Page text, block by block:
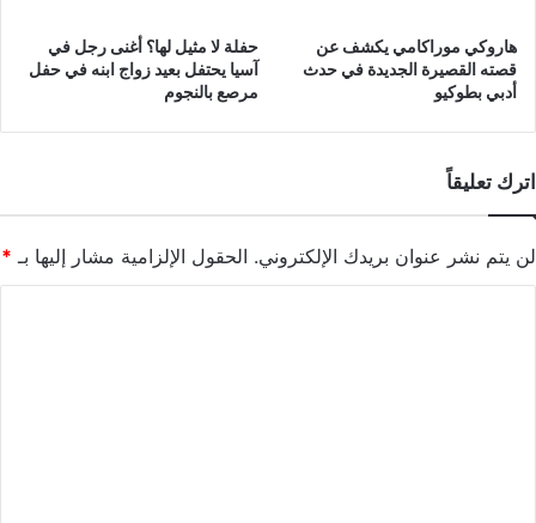
هاروكي موراكامي يكشف عن
قصته القصيرة الجديدة في حدث
أدبي بطوكيو
حفلة لا مثيل لها؟ أغنى رجل في
آسيا يحتفل بعيد زواج ابنه في حفل
مرصع بالنجوم
اترك تعليقاً
لن يتم نشر عنوان بريدك الإلكتروني. الحقول الإلزامية مشار إليها بـ *